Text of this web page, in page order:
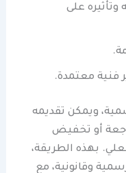
على
فنية معتمدة.
ويمكن تقديمه
أو تخفيض
بهذه الطريقة،
وقانونية، مع